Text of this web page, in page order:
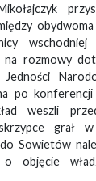
na rozmowy
Jedności
po konferencji
weszli
grał
Sowietów
objęcie